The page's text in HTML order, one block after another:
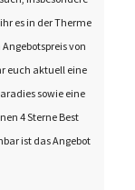
es in der Therme
von
euch aktuell eine
sowie eine
4 Sterne Best
ist das Angebot